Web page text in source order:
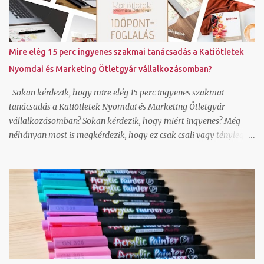
virágos kertre lehet látni és a háttérben hófödte hegycsúcsokra.
Ha jól megnézzük hellyel-közzel azt csináltam amit kértem.
Annak nem néztem még utána, hogy az így generált képeket
hogyan lehet felhasználni, milyen szerzői jogok vonatkoznak rá
és lehet-e jobb felbontásban is generálni a canvavan, de úgy
látom, hogy ha nincs valakinek saját fotója, amit megjelenítsen,
bátran használhat ilyen alkalmazást is. Hogy...
Mire elég 15 perc ingyenes szakmai tanácsadás a Katiötletek
Nyomdai és Marketing Ötletgyár vállalkozásomban?
Sokan kérdezik, hogy mire elég 15 perc ingyenes szakmai
tanácsadás a Katiötletek Nyomdai és Marketing Ötletgyár
vállalkozásomban? Sokan kérdezik, hogy miért ingyenes? Még
néhányan most is megkérdezik, hogy ez csak csali vagy tényleg
tesztelni olvasói szemmel egy-egy online felületedet és tudok
javaslatot tenni, hogy mit módosítsd ahhoz, hogy hatékonyabban
működjön canva képszerkesztő program alap használatát meg
tudjuk nézni és rájössz ezután hogy jé, ez tényleg ilyen egyszerű
általad használt grafikai programban tudlak segíteni, hogy ments
olyan pdf-et, ami a nyomdai céloknak megfelel wordpress és unas